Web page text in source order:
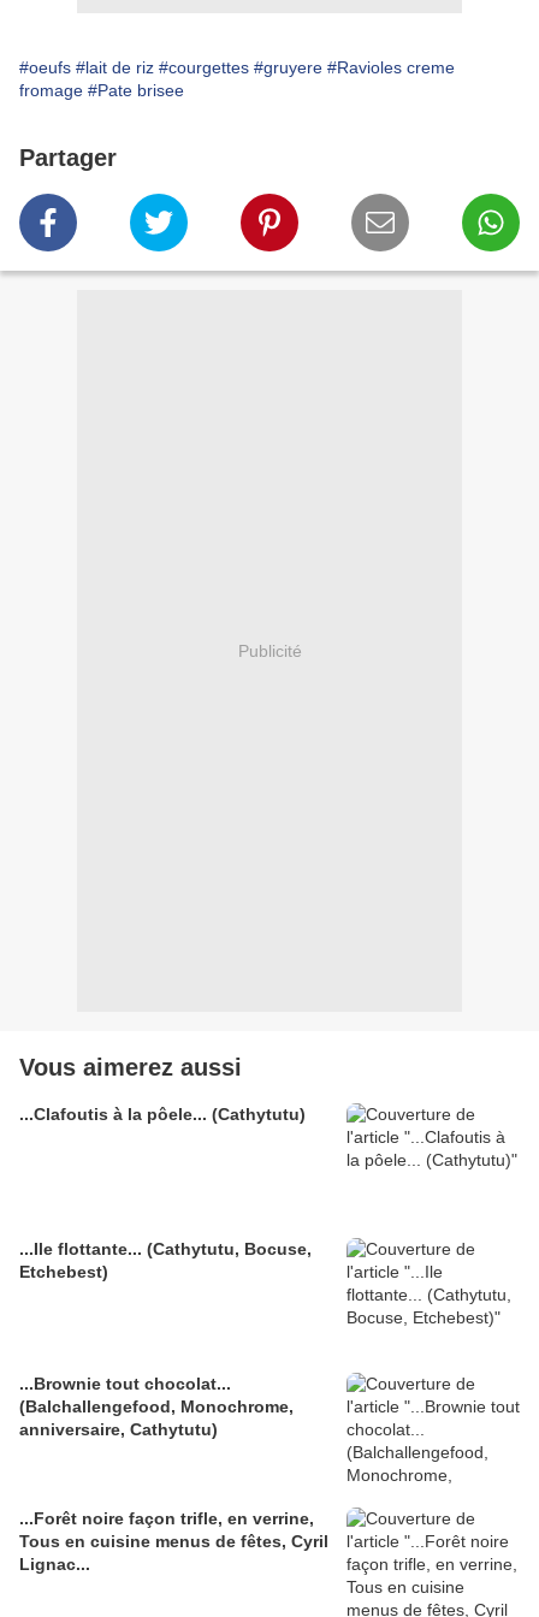
#oeufs #lait de riz #courgettes #gruyere #Ravioles creme
fromage #Pate brisee
Partager
Publicité
Vous aimerez aussi
...Clafoutis à la pôele... (Cathytutu)
...Ile flottante... (Cathytutu, Bocuse,
Etchebest)
...Brownie tout chocolat...
(Balchallengefood, Monochrome,
anniversaire, Cathytutu)
...Forêt noire façon trifle, en verrine,
Tous en cuisine menus de fêtes, Cyril
Lignac...